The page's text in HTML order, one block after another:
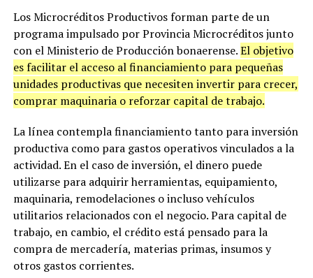
Los Microcréditos Productivos forman parte de un
programa impulsado por Provincia Microcréditos junto
con el Ministerio de Producción bonaerense.El objetivo
es facilitar el acceso al financiamiento para pequeñas
unidades productivas que necesiten invertir para crecer,
comprar maquinaria o reforzar capital de trabajo.
La línea contempla financiamiento tanto para inversión
productiva como para gastos operativos vinculados a la
actividad. En el caso de inversión, el dinero puede
utilizarse para adquirir herramientas, equipamiento,
maquinaria, remodelaciones o incluso vehículos
utilitarios relacionados con el negocio. Para capital de
trabajo, en cambio, el crédito está pensado para la
compra de mercadería, materias primas, insumos y
otros gastos corrientes.